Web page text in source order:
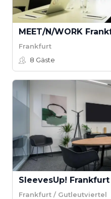
Frankfurt
8 Gäste
SleevesUp!
Frankfurt / Gutleutviertel